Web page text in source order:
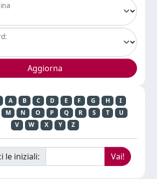
A B C D E F G H
I
M N O P Q R S T
U
V
W X Y Z
le iniziali: